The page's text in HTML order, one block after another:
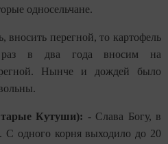
односельчане.
вносить перегной, то картофель
в два года вносим на
Нынче и дождей было
Кутуши): - Слава Богу, в
С одного корня выходило до 20